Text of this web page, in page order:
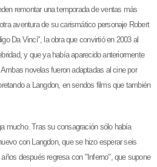
remontar una temporada de ventas más
aventura de su carismático personaje Robert
Da Vinci", la obra que convirtió en 2003 al
y que ya había aparecido anteriormente
novelas fueron adaptadas al cine por
a Langdon, en sendos films que también
mucho. Tras su consagración sólo había
con Langdon, que se hizo esperar seis
después regresa con "Inferno", que supone